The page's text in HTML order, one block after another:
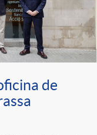
de